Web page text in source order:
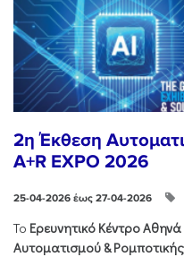
2η Έκθεση
A+R EXPO 2026
25-04-2026 έως 27-04-2026
Το Ερευνητικό Κέντρο Αθηνά
Αυτοματισμού &